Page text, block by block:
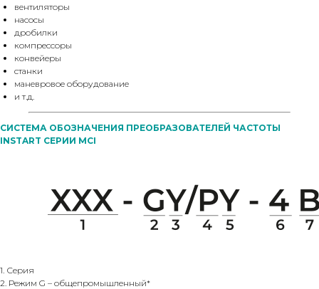
вентиляторы
насосы
дробилки
компрессоры
конвейеры
станки
маневровое оборудование
и т.д.
СИСТЕМА ОБОЗНАЧЕНИЯ ПРЕОБРАЗОВАТЕЛЕЙ ЧАСТОТЫ
INSTART СЕРИИ MCI
1. Серия
2. Режим G – общепромышленный*